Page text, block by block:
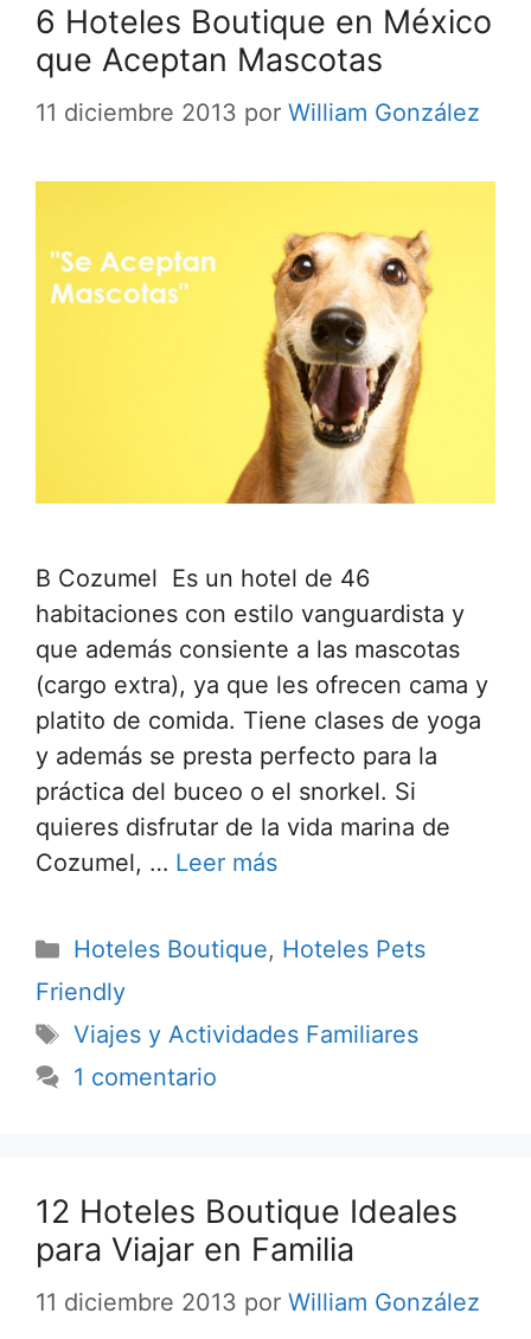
6 Hoteles Boutique en México
que Aceptan Mascotas
11 diciembre 2013 por William González
B Cozumel Es un hotel de 46
habitaciones con estilo vanguardista y
que además consiente a las mascotas
(cargo extra), ya que les ofrecen cama y
platito de comida. Tiene clases de yoga
y además se presta perfecto para la
práctica del buceo o el snorkel. Si
quieres disfrutar de la vida marina de
Cozumel, … Leer más
Categorías
Hoteles Boutique, Hoteles Pets
Friendly
Etiquetas
Viajes y Actividades Familiares
1 comentario
12 Hoteles Boutique Ideales
para Viajar en Familia
11 diciembre 2013 por William González